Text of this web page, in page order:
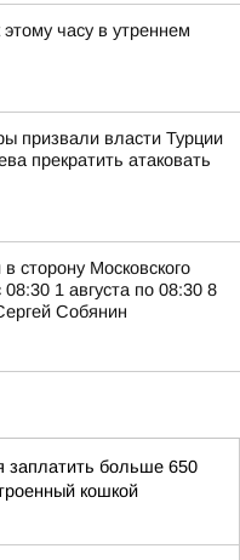
часу в утреннем
призвали власти Турции
прекратить атаковать
сторону Московского
1 августа по 08:30 8
Собянин
заплатить больше 650
кошкой